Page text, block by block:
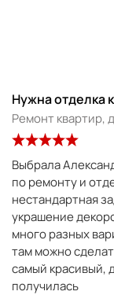
Нужна отделка
Ремонт квартир,
Выбрала
по ремонту и
нестандартная
украшение декором
много разных
там можно
самый красивый,
получилась